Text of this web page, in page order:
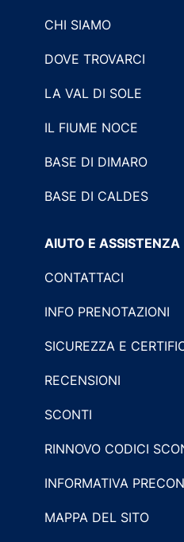
CHI SIAMO
DOVE TROVARCI
LA VAL DI SOLE
IL FIUME NOCE
BASE DI DIMARO
BASE DI CALDES
AIUTO E ASSISTENZA
CONTATTACI
INFO PRENOTAZIONI
SICUREZZA E
RECENSIONI
SCONTI
RINNOVO CODICI
INFORMATIVA
MAPPA DEL SITO